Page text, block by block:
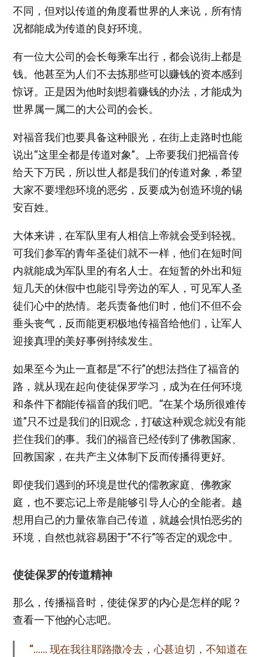
不同，但对以传道的角度看世界的人来说，所有情
况都能成为传道的良好环境。
有一位大公司的会长每乘车出行，都会说街上都是
钱。他甚至为人们不去拣那些可以赚钱的资本感到
惊讶。正是因为他时刻想着赚钱的办法，才能成为
世界属一属二的大公司的会长。
对福音我们也要具备这种眼光，在街上走路时也能
说出“这里全都是传道对象”。上帝要我们把福音传
给天下万民，所以世人都是我们的传道对象，希望
大家不要埋怨环境的恶劣，反要成为创造环境的锡
安百姓。
大体来讲，在军队里有人相信上帝就会受到轻视。
可我们参军的青年圣徒们就不一样，他们在短时间
内就能成为军队里的有名人士。在短暂的外出和短
短几天的休假中也能引导旁边的军人，可见军人圣
徒们心中的热情。老兵责备他们时，他们不但不会
垂头丧气，反而能更积极地传福音给他们，让军人
迎接真理的美好事例持续发生。
如果至今为止一直都是“不行”的想法挡住了福音的
路，就从现在起向使徒保罗学习，成为在任何环境
和条件下都能传福音的我们吧。“在某个场所很难传
道”只不过是我们的旧观念，打破这种观念就没有能
拦住我们的事。我们的福音已经传到了佛教国家、
回教国家，在共产主义体制下反而传播得更好。
即使我们遇到的环境是世代的儒教家庭、佛教家
庭，也不要忘记上帝是能够引导人心的全能者。越
想用自己的力量依靠自己传道，就越会惧怕恶劣的
环境，自然也就容易困于”不行”等否定的观念中。
使徒保罗的传道精神
那么，传播福音时，使徒保罗的内心是怎样的呢？
查看一下他的心志吧。
“…… 现在我往耶路撒冷去，心甚迫切，不知道在